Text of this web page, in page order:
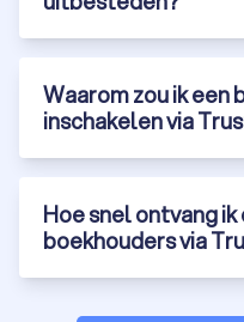
Waarom zou ik een
inschakelen via
Hoe snel ontvang
boekhouders via